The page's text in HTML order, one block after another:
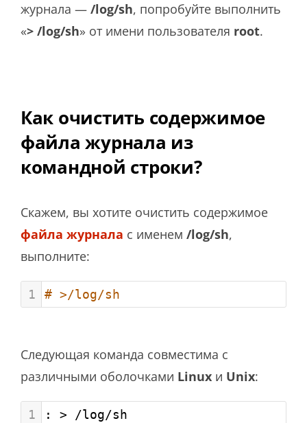
журнала — /log/sh, попробуйте выполнить
«> /log/sh» от имени пользователя root.
Как очистить содержимое
файла журнала из
командной строки?
Скажем, вы хотите очистить содержимое
файла журнала с именем /log/sh,
выполните:
1 # >/log/sh
Следующая команда совместима с
различными оболочками Linux и Unix:
1 : > /log/sh